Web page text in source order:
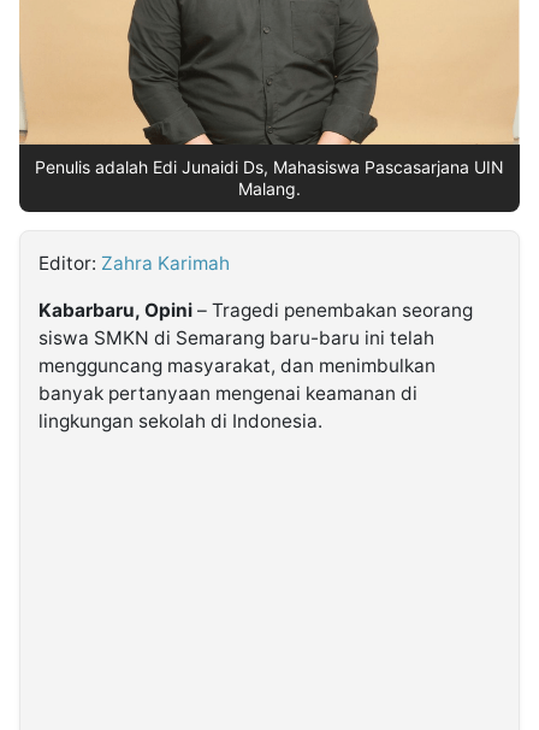
Kabarbaru.co
2026
Penulis adalah Edi Junaidi Ds, Mahasiswa Pascasarjana UIN
Malang.
Editor: Zahra Karimah
Kabarbaru, Opini – Tragedi penembakan seorang
siswa SMKN di Semarang baru-baru ini telah
mengguncang masyarakat, dan menimbulkan
banyak pertanyaan mengenai keamanan di
lingkungan sekolah di Indonesia.